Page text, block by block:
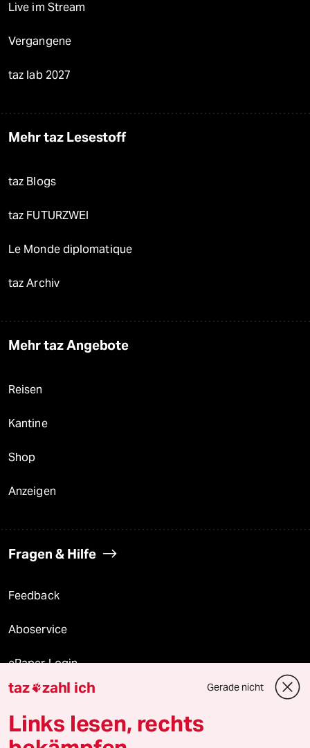
Live im Stream
Vergangene
taz lab 2027
Mehr taz Lesestoff
taz Blogs
taz FUTURZWEI
Le Monde diplomatique
taz Archiv
Mehr taz Angebote
Reisen
Kantine
Shop
Anzeigen
Fragen & Hilfe
Feedback
Aboservice
ePaper Login
Downloads für Abonnierende
taz zahl ich Gerade nicht
Links lesen, rechts